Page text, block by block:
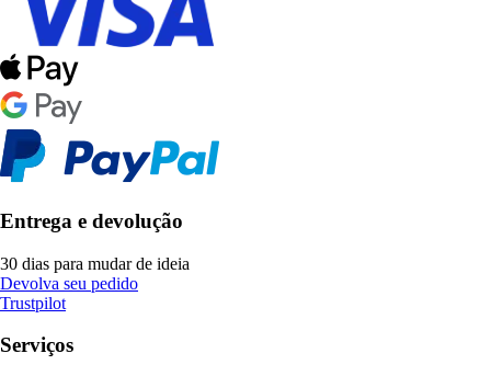
Entrega e devolução
30 dias para mudar de ideia
Devolva seu pedido
Trustpilot
Serviços